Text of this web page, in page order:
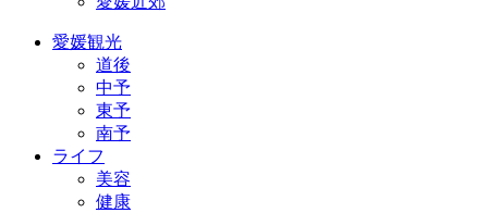
愛媛観光
道後
中予
東予
南予
ライフ
美容
健康